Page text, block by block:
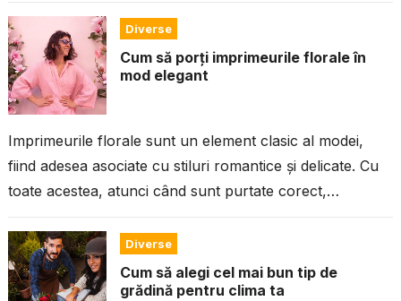
Diverse
Cum să porți imprimeurile florale în
mod elegant
Imprimeurile florale sunt un element clasic al modei,
fiind adesea asociate cu stiluri romantice și delicate. Cu
toate acestea, atunci când sunt purtate corect,
Diverse
Cum să alegi cel mai bun tip de
grădină pentru clima ta